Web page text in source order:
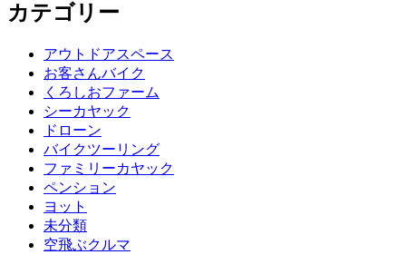
カテゴリー
アウトドアスペース
お客さんバイク
くろしおファーム
シーカヤック
ドローン
バイクツーリング
ファミリーカヤック
ペンション
ヨット
未分類
空飛ぶクルマ